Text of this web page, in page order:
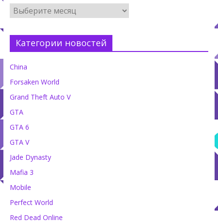
Категории новостей
China
Forsaken World
Grand Theft Auto V
GTA
GTA 6
GTA V
Jade Dynasty
Mafia 3
Mobile
Perfect World
Red Dead Online